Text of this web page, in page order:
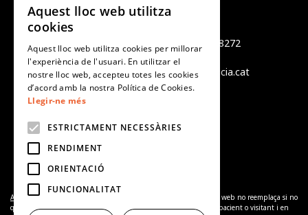
Camí de Sant Benet, s/n - 08272
Sant Fruitós de Bages
tel +34 938 759 402 - info@alicia.cat
Política de Privacitat
Avís de complementarietat:
La informació proporcionada en el lloc web no reemplaça si no
que complementa la relació entre el professional de salut i el seu pacient o visitant i en
CATALAN
ENGLISH
PORTUGUESE
Aquest lloc web utilitza
cookies
Aquest lloc web utilitza cookies per millorar
l'experiència de l'usuari. En utilitzar el
nostre lloc web, accepteu totes les cookies
d’acord amb la nostra Política de Cookies.
Llegir-ne més
ESTRICTAMENT NECESSÀRIES
RENDIMENT
ORIENTACIÓ
FUNCIONALITAT